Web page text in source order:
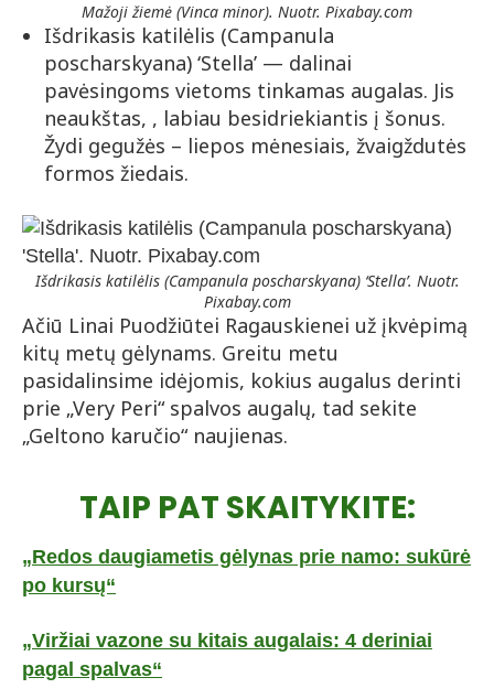
Mažoji žiemė (Vinca minor). Nuotr. Pixabay.com
Išdrikasis katilėlis (Campanula
poscharskyana) ‘Stella’ — dalinai
pavėsingoms vietoms tinkamas augalas. Jis
neaukštas, , labiau besidriekiantis į šonus.
Žydi gegužės – liepos mėnesiais, žvaigždutės
formos žiedais.
Išdrikasis katilėlis (Campanula poscharskyana) ‘Stella’. Nuotr.
Pixabay.com
Ačiū Linai Puodžiūtei Ragauskienei už įkvėpimą
kitų metų gėlynams. Greitu metu
pasidalinsime idėjomis, kokius augalus derinti
prie „Very Peri“ spalvos augalų, tad sekite
„Geltono karučio“ naujienas.
TAIP PAT SKAITYKITE:
„Redos daugiametis gėlynas prie namo: sukūrė
po kursų“
„Viržiai vazone su kitais augalais: 4 deriniai
pagal spalvas“